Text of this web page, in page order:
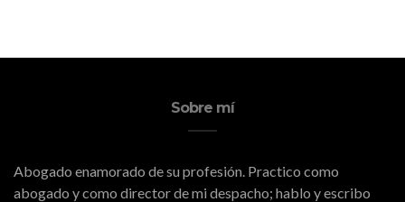
Sobre mí
Abogado enamorado de su profesión. Practico como
abogado y como director de mi despacho; hablo y escribo